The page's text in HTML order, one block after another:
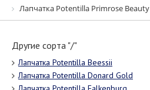
Лапчатка Potentilla Primrose Beauty
Другие сорта "/"
Лапчатка Potentilla Beessii
Лапчатка Potentilla Donard Gold